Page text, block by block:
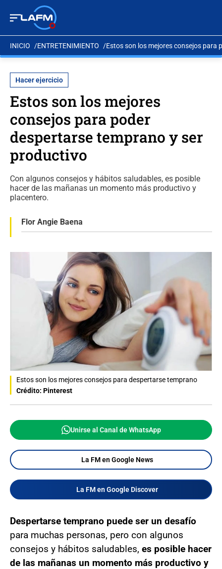
INICIO ENTRETENIMIENTO Estos son los mejores consejos
Hacer ejercicio
Estos son los mejores
consejos para poder
despertarse temprano y ser
productivo
Con algunos consejos y hábitos saludables, es posible
hacer de las mañanas un momento más productivo y
placentero.
Flor Angie Baena
Estos son los mejores consejos para despertarse temprano
Crédito: Pinterest
Unirse al Canal de WhatsApp
La FM en Google News
La FM en Google Discover
Despertarse temprano puede ser un desafío
para muchas personas, pero con algunos
consejos y hábitos saludables, es posible hacer
de las mañanas un momento más productivo y